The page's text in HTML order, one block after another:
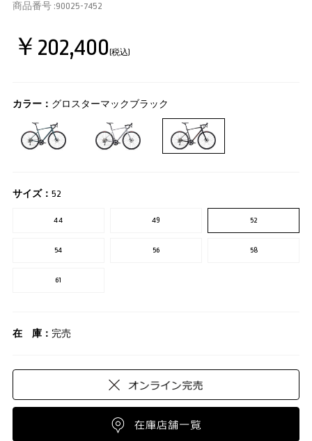
商品番号 :90025-7452
￥202,400(税込)
カラー： グロスターマックブラック
サイズ： 52
44 49 52
54 56 58
61
在 庫： 完売